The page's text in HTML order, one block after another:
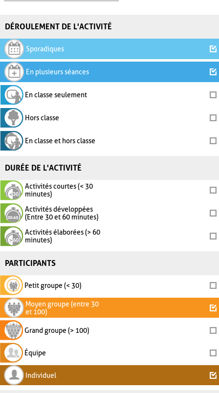
DÉROULEMENT DE L'ACTIVITÉ
Sporadiques
En plusieurs séances
En classe seulement
Hors classe
En classe et hors classe
DURÉE DE L'ACTIVITÉ
Activités courtes (< 30
minutes)
Activités développées
(Entre 30 et 60 minutes)
Activités élaborées (> 60
minutes)
PARTICIPANTS
Petit groupe (< 30)
Moyen groupe (entre 30
et 100)
Grand groupe (> 100)
Équipe
Individuel